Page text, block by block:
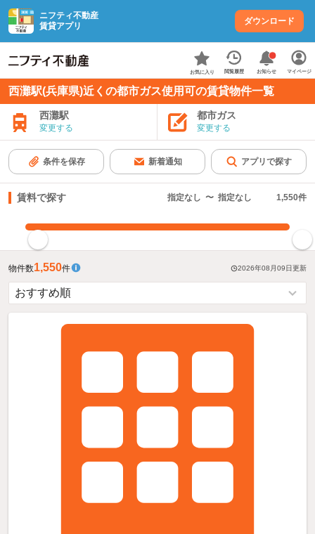
ニフティ不動産
賃貸アプリ
ダウンロード
お気に入り 閲覧履歴 お知らせ マイページ
西灘駅(兵庫県)近くの都市ガス使用可の賃貸物件一覧
西灘駅
変更する
都市ガス
変更する
条件を保存 新着通知 アプリで探す
賃料で探す 指定なし 〜 指定なし 1,550件
物件数1,550件 2026年08月09日更新